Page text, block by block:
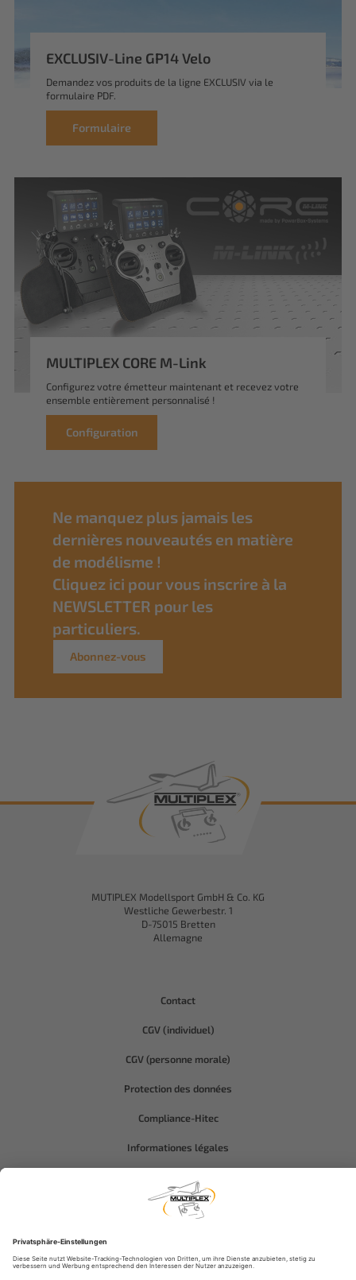
EXCLUSIV-Line GP14 Velo
Demandez vos produits de la ligne EXCLUSIV via le
formulaire PDF.
Formulaire
MULTIPLEX CORE M-Link
Configurez votre émetteur maintenant et recevez votre
ensemble entièrement personnalisé !
Configuration
Ne manquez plus jamais les
dernières nouveautés en matière
de modélisme !
Cliquez ici pour vous inscrire à la
NEWSLETTER pour les
particuliers.
Abonnez-vous
MUTIPLEX Modellsport GmbH & Co. KG
Westliche Gewerbestr. 1
D-75015 Bretten
Allemagne
Contact
CGV (individuel)
CGV (personne morale)
Protection des données
Compliance-Hitec
Informationes légales